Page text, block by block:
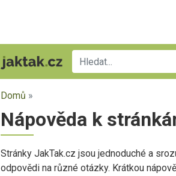
Domů »
Nápověda k
Stránky JakTak.cz jsou jednoduché a
odpovědi na různé otázky. Krátkou